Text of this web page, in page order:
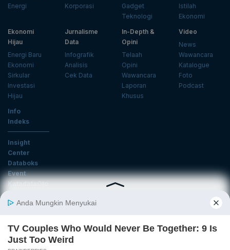
Energi
Korporasi
Gadget
Teknologi
Istilah
Ekonomi
Ekonomi
Hijau
Energi Baru
Ekonomi
Sirkular
Investasi
Hijau
Jurnalisme
Data
Infografik
Analisis
Cek Data
In-Depth &
Opini
Telaah
Opini
Wawancara
Laporan
Khusus
Video
News
Wawancara
Katalogue
Foto
Podcast
Info
Indeks
Insight
Center
Databoks
Event
KatadataOto
Email
Daftar